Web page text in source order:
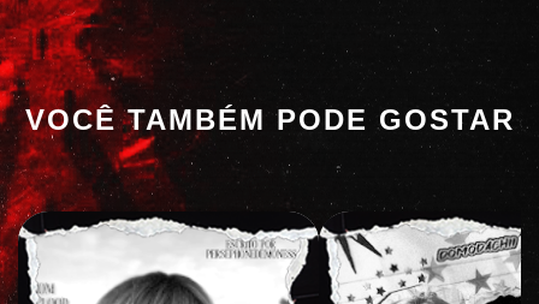
VOCÊ TAMBÉM PODE GOSTAR